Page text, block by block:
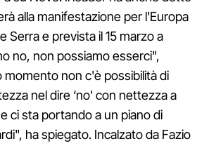
alla manifestazione per l'Europa
Serra e prevista il 15 marzo a
no, non possiamo esserci",
non c'è possibilità di
nel dire ‘no' con nettezza a
ci sta portando a un piano di
ha spiegato. Incalzato da Fazio